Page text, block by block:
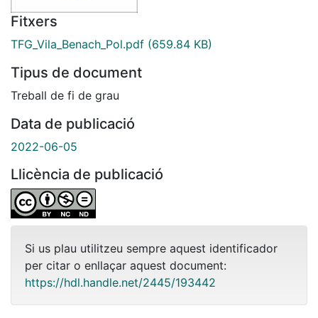
Fitxers
TFG_Vila_Benach_Pol.pdf (659.84 KB)
Tipus de document
Treball de fi de grau
Data de publicació
2022-06-05
Llicència de publicació
Si us plau utilitzeu sempre aquest identificador
per citar o enllaçar aquest document:
https://hdl.handle.net/2445/193442